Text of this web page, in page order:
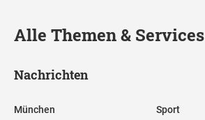
Alle Themen & Services
Nachrichten
München Sport